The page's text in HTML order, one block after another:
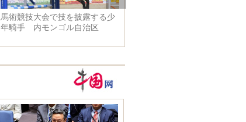
馬術競技大会で技を披露する少
年騎手 内モンゴル自治区